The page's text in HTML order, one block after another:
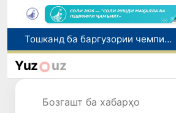
Шаҳрвандони Ӯзбекистон метавонанд дар доираи барномаи H-2A ба корҳои мавсимии кишоварзӣ дар ИМА сафарбар шаванд
Намояндагии Агентии муҳоҷират дар Москва моҳи июл ба зиёда аз 1,8 ҳазор шаҳрванди Ӯзбекистон кумак расонд
Yuz uz
Бозгашт ба хабарҳо